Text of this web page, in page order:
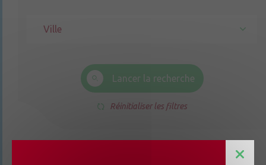
Ville
Lancer la recherche
Réinitialiser les filtres